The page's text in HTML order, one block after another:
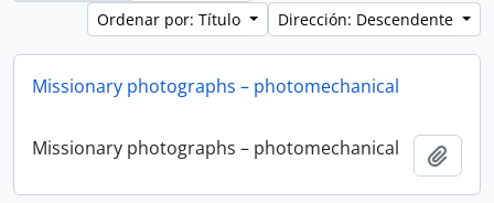
Ordenar por: Título
Dirección: Descendente
Missionary photographs – photomechanical
Missionary photographs – photomechanical